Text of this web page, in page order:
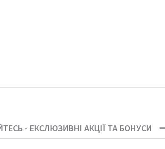
- ЕКСЛЮЗИВНІ АКЦІЇ ТА БОНУСИ